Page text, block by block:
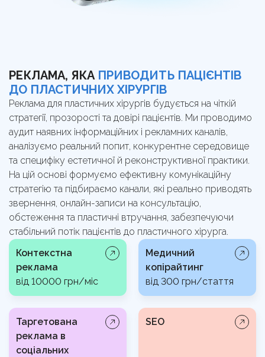
РЕКЛАМА, ЯКА ПРИВОДИТЬ ПАЦІЄНТІВ
ДО ПЛАСТИЧНИХ ХІРУРГІВ
Реклама для пластичних хірургів будується на чіткій
стратегії, прозорості та довірі пацієнтів. Ми проводимо
аудит наявних інформаційних і рекламних каналів,
аналізуємо реальний попит, конкурентне середовище
та специфіку естетичної й реконструктивної практики.
На цій основі формуємо ефективну комунікаційну
стратегію та підбираємо канали, які реально приводять
звернення, онлайн-записи на консультацію,
обстеження та пластичні втручання, забезпечуючи
стабільний потік пацієнтів до пластичного хірурга.
Контекстна
реклама
від 10000 грн/міс
Медичний
копірайтинг
від 300 грн/стаття
Таргетована
реклама в
соціальних
SEO